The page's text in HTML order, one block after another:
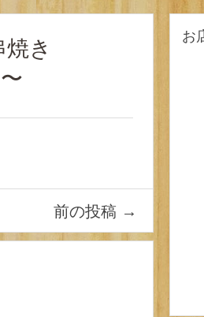
き
前の投稿 →
お